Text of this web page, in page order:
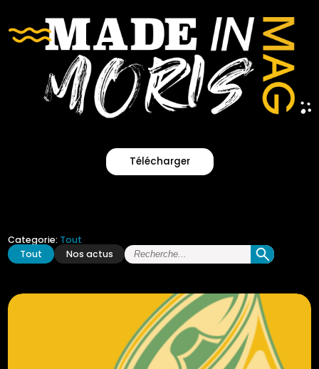
Télécharger
Categorie: Tout
Tout
Nos actus